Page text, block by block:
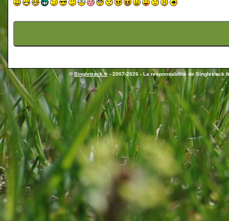
©Singletrack.fr- 2007-2026 - La responsabilité de